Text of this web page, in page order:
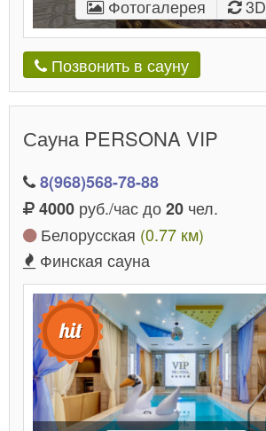
Фотогалерея 3D
Позвонить в сауну
Сауна PERSONA VIP
8(968)568-78-88
4000 руб./час до20 чел.
Белорусская (0.77 км)
Финская сауна